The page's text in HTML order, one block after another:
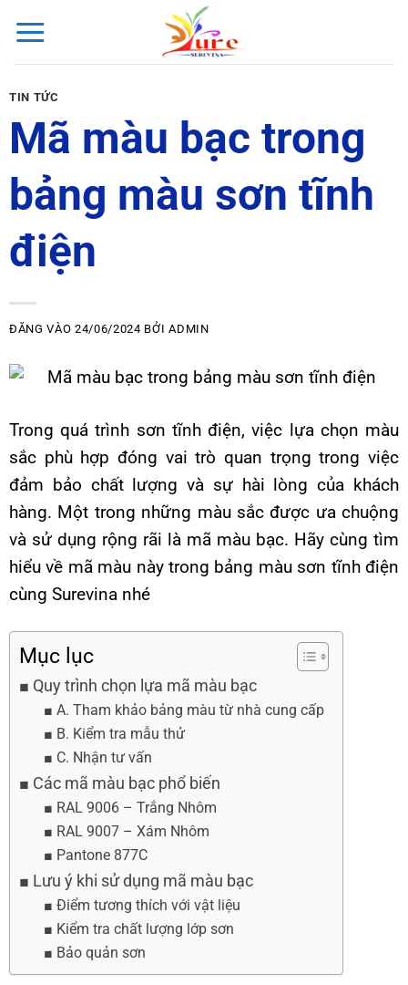
qua
nội
dung
TIN TỨC
Mã màu bạc trong
bảng màu sơn tĩnh
điện
ĐĂNG VÀO24/06/2024 BỞIADMIN
Trong quá trình sơn tĩnh điện, việc lựa chọn màu
sắc phù hợp đóng vai trò quan trọng trong việc
đảm bảo chất lượng và sự hài lòng của khách
hàng. Một trong những màu sắc được ưa chuộng
và sử dụng rộng rãi là mã màu bạc. Hãy cùng tìm
hiểu về mã màu này trong bảng màu sơn tĩnh điện
cùng Surevina nhé
Mục lục
Quy trình chọn lựa mã màu bạc
A. Tham khảo bảng màu từ nhà cung cấp
B. Kiểm tra mẫu thử
C. Nhận tư vấn
Các mã màu bạc phổ biến
RAL 9006 – Trắng Nhôm
RAL 9007 – Xám Nhôm
Pantone 877C
Lưu ý khi sử dụng mã màu bạc
Điểm tương thích với vật liệu
Kiểm tra chất lượng lớp sơn
Bảo quản sơn